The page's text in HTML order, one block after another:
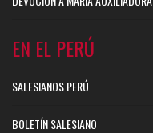
EN EL PERÚ
SALESIANOS PERÚ
BOLETÍN SALESIANO